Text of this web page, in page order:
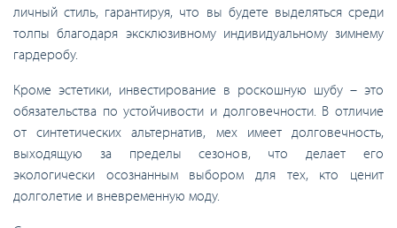
личный стиль, гарантируя, что вы будете выделяться среди
толпы благодаря эксклюзивному индивидуальному зимнему
гардеробу.
Кроме эстетики, инвестирование в роскошную шубу – это
обязательства по устойчивости и долговечности. В отличие
от синтетических альтернатив, мех имеет долговечность,
выходящую за пределы сезонов, что делает его
экологически осознанным выбором для тех, кто ценит
долголетие и вневременную моду.